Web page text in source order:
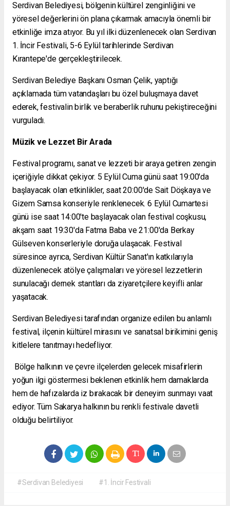
Serdivan Belediyesi, bölgenin kültürel zenginliğini ve
yöresel değerlerini ön plana çıkarmak amacıyla önemli bir
etkinliğe imza atıyor. Bu yıl ilki düzenlenecek olan Serdivan
1. İncir Festivali, 5-6 Eylül tarihlerinde Serdivan
Kırantepe'de gerçekleştirilecek.
Serdivan Belediye Başkanı Osman Çelik, yaptığı
açıklamada tüm vatandaşları bu özel buluşmaya davet
ederek, festivalin birlik ve beraberlik ruhunu pekiştireceğini
vurguladı.
Müzik ve Lezzet Bir Arada
Festival programı, sanat ve lezzeti bir araya getiren zengin
içeriğiyle dikkat çekiyor. 5 Eylül Cuma günü saat 19:00'da
başlayacak olan etkinlikler, saat 20:00'de Sait Döşkaya ve
Gizem Samsa konseriyle renklenecek. 6 Eylül Cumartesi
günü ise saat 14:00'te başlayacak olan festival coşkusu,
akşam saat 19:30'da Fatma Baba ve 21:00'da Berkay
Gülseven konserleriyle doruğa ulaşacak. Festival
süresince ayrıca, Serdivan Kültür Sanat'ın katkılarıyla
düzenlenecek atölye çalışmaları ve yöresel lezzetlerin
sunulacağı dernek stantları da ziyaretçilere keyifli anlar
yaşatacak.
Serdivan Belediyesi tarafından organize edilen bu anlamlı
festival, ilçenin kültürel mirasını ve sanatsal birikimini geniş
kitlelere tanıtmayı hedefliyor.
Bölge halkının ve çevre ilçelerden gelecek misafirlerin
yoğun ilgi göstermesi beklenen etkinlik hem damaklarda
hem de hafızalarda iz bırakacak bir deneyim sunmayı vaat
ediyor. Tüm Sakarya halkının bu renkli festivale davetli
olduğu belirtiliyor.
#Serdivan Belediyesi #1. İncir Festivali